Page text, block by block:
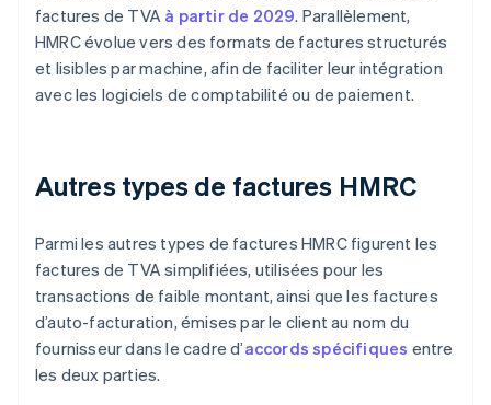
factures de TVA à partir de 2029. Parallèlement,
HMRC évolue vers des formats de factures structurés
et lisibles par machine, afin de faciliter leur intégration
avec les logiciels de comptabilité ou de paiement.
Autres types de factures HMRC
Parmi les autres types de factures HMRC figurent les
factures de TVA simplifiées, utilisées pour les
transactions de faible montant, ainsi que les factures
d’auto-facturation, émises par le client au nom du
fournisseur dans le cadre d’accords spécifiques entre
les deux parties.